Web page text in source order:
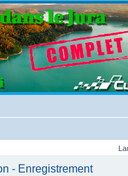
de Clio V6
- Enregistrement